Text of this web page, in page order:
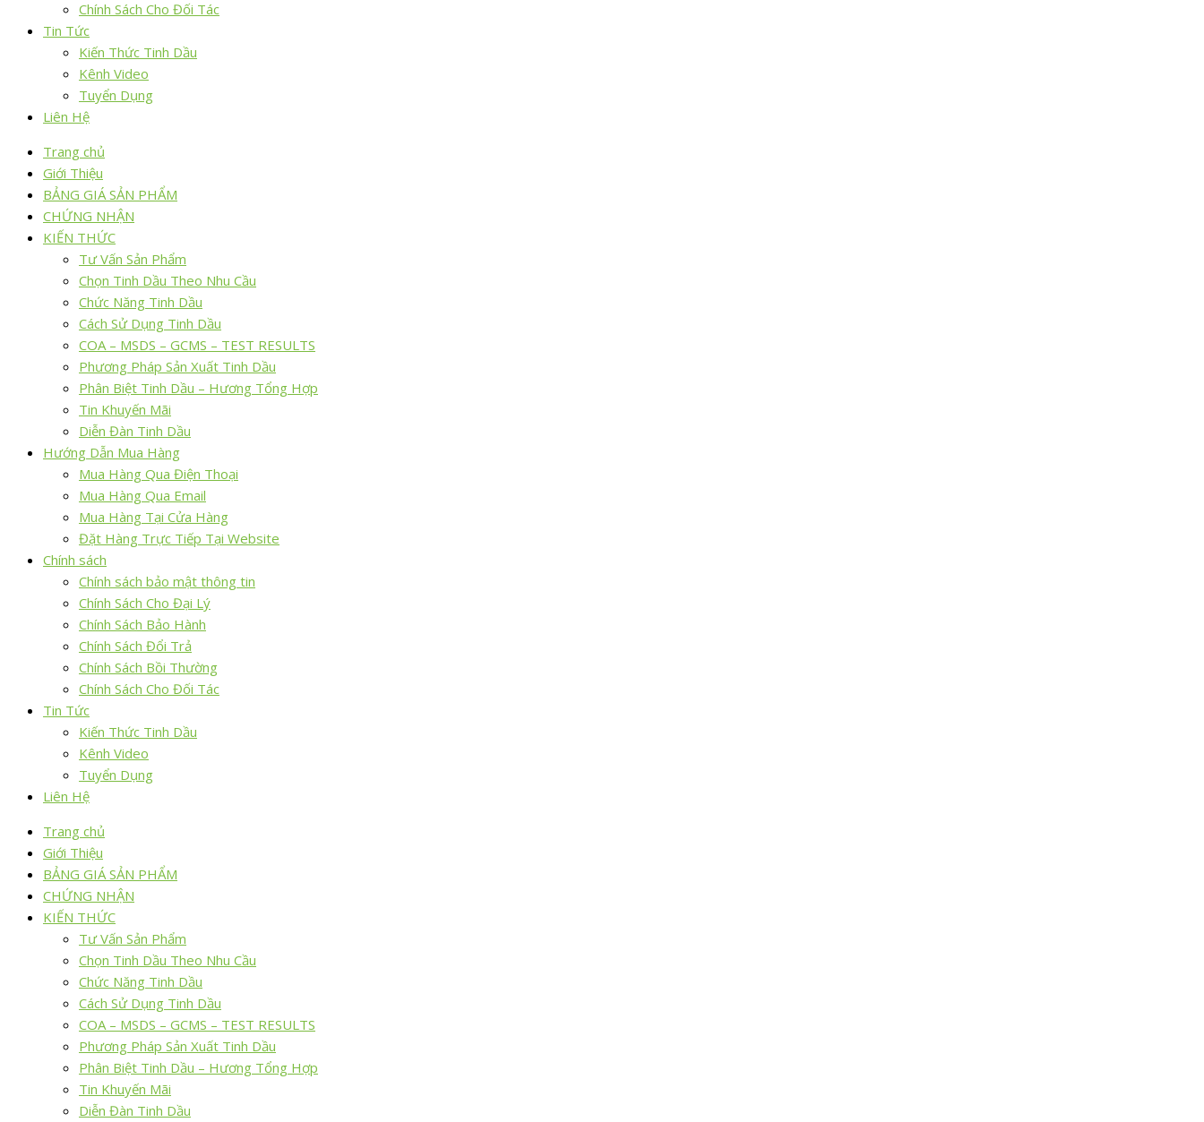
Chính Sách Cho Đối Tác
Tin Tức
Kiến Thức Tinh Dầu
Kênh Video
Tuyển Dụng
Liên Hệ
Trang chủ
Giới Thiệu
BẢNG GIÁ SẢN PHẨM
CHỨNG NHẬN
KIẾN THỨC
Tư Vấn Sản Phẩm
Chọn Tinh Dầu Theo Nhu Cầu
Chức Năng Tinh Dầu
Cách Sử Dụng Tinh Dầu
COA – MSDS – GCMS – TEST RESULTS
Phương Pháp Sản Xuất Tinh Dầu
Phân Biệt Tinh Dầu – Hương Tổng Hợp
Tin Khuyến Mãi
Diễn Đàn Tinh Dầu
Hướng Dẫn Mua Hàng
Mua Hàng Qua Điện Thoại
Mua Hàng Qua Email
Mua Hàng Tại Cửa Hàng
Đặt Hàng Trực Tiếp Tại Website
Chính sách
Chính sách bảo mật thông tin
Chính Sách Cho Đại Lý
Chính Sách Bảo Hành
Chính Sách Đổi Trả
Chính Sách Bồi Thường
Chính Sách Cho Đối Tác
Tin Tức
Kiến Thức Tinh Dầu
Kênh Video
Tuyển Dụng
Liên Hệ
Trang chủ
Giới Thiệu
BẢNG GIÁ SẢN PHẨM
CHỨNG NHẬN
KIẾN THỨC
Tư Vấn Sản Phẩm
Chọn Tinh Dầu Theo Nhu Cầu
Chức Năng Tinh Dầu
Cách Sử Dụng Tinh Dầu
COA – MSDS – GCMS – TEST RESULTS
Phương Pháp Sản Xuất Tinh Dầu
Phân Biệt Tinh Dầu – Hương Tổng Hợp
Tin Khuyến Mãi
Diễn Đàn Tinh Dầu